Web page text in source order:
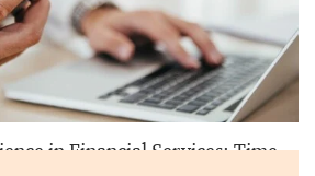
in Financial Services: Time